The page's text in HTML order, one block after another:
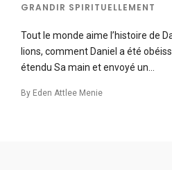
GRANDIR SPIRITUELLEMENT
Tout le monde aime l’histoire de
lions, comment Daniel a été
étendu Sa main et envoyé un…
By Eden Attlee Menie